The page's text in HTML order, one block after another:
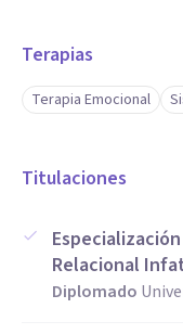
Terapias
Terapia Emocional
Titulaciones
Relacional
Diplomado